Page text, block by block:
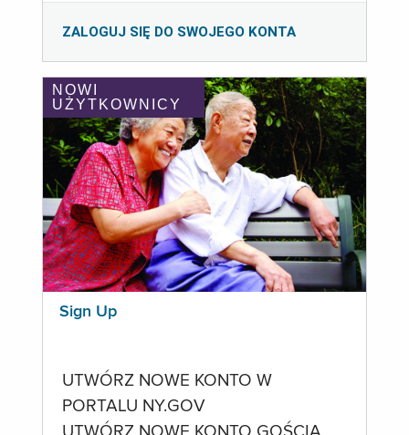
ZALOGUJ SIĘ DO SWOJEGO KONTA
NOWI
UŻYTKOWNICY
Sign Up
UTWÓRZ NOWE KONTO W
PORTALU NY.GOV